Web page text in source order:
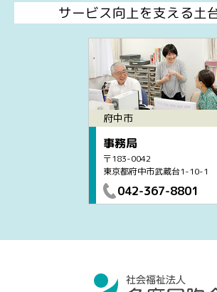
サービス向上を支える土
府中市
事務局
〒183-0042
東京都府中市武蔵台1-10-1
042-367-8801